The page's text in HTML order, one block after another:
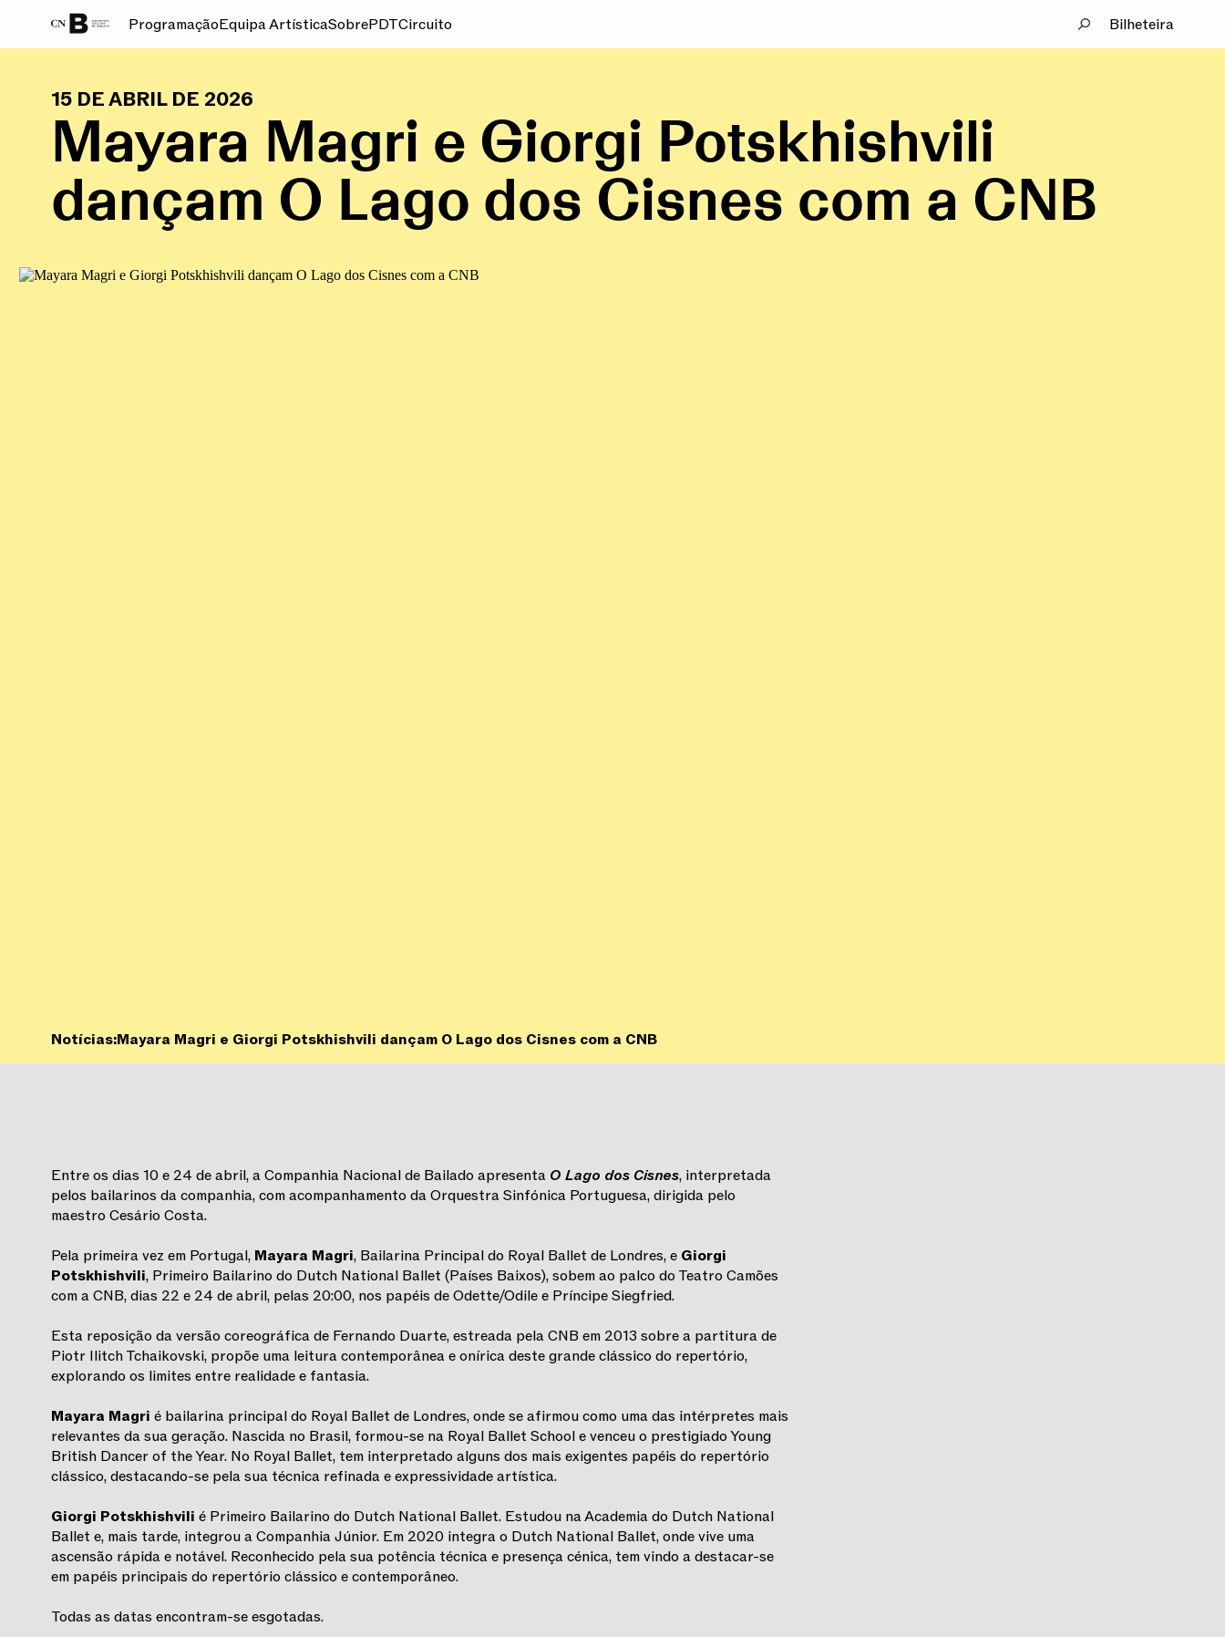
ProgramaçãoEquipa ArtísticaSobrePDTCircuito Bilheteira
15 DE ABRIL DE 2026
Mayara Magri e Giorgi Potskhishvili
dançam O Lago dos Cisnes com a CNB
Notícias:Mayara Magri e Giorgi Potskhishvili dançam O Lago dos Cisnes com a CNB
Entre os dias 10 e 24 de abril, a Companhia Nacional de Bailado apresenta O Lago dos Cisnes, interpretada
pelos bailarinos da companhia, com acompanhamento da Orquestra Sinfónica Portuguesa, dirigida pelo
maestro Cesário Costa.
Pela primeira vez em Portugal, Mayara Magri, Bailarina Principal do Royal Ballet de Londres, e Giorgi
Potskhishvili, Primeiro Bailarino do Dutch National Ballet (Países Baixos), sobem ao palco do Teatro Camões
com a CNB, dias 22 e 24 de abril, pelas 20:00, nos papéis de Odette/Odile e Príncipe Siegfried.
Esta reposição da versão coreográfica de Fernando Duarte, estreada pela CNB em 2013 sobre a partitura de
Piotr Ilitch Tchaikovski, propõe uma leitura contemporânea e onírica deste grande clássico do repertório,
explorando os limites entre realidade e fantasia.
Mayara Magri é bailarina principal do Royal Ballet de Londres, onde se afirmou como uma das intérpretes mais
relevantes da sua geração. Nascida no Brasil, formou-se na Royal Ballet School e venceu o prestigiado Young
British Dancer of the Year. No Royal Ballet, tem interpretado alguns dos mais exigentes papéis do repertório
clássico, destacando-se pela sua técnica refinada e expressividade artística.
Giorgi Potskhishvili é Primeiro Bailarino do Dutch National Ballet. Estudou na Academia do Dutch National
Ballet e, mais tarde, integrou a Companhia Júnior. Em 2020 integra o Dutch National Ballet, onde vive uma
ascensão rápida e notável. Reconhecido pela sua potência técnica e presença cénica, tem vindo a destacar-se
em papéis principais do repertório clássico e contemporâneo.
Todas as datas encontram-se esgotadas.
GALERIA